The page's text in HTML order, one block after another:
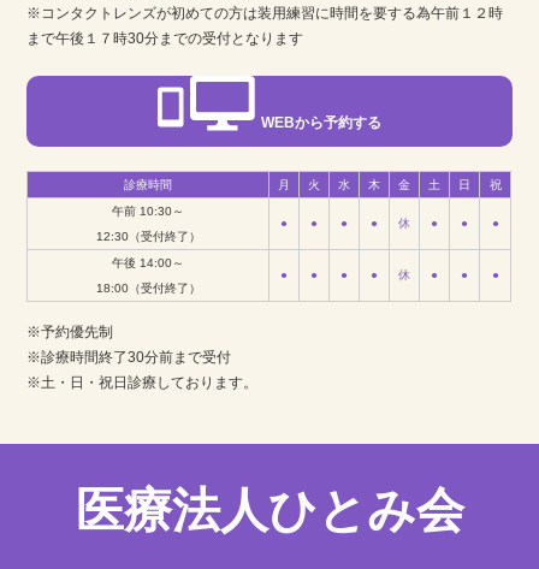
※コンタクトレンズが初めての方は装用練習に時間を要する為午前１２時
まで午後１７時30分までの受付となります
WEBから予約する
診療時間 月 火 水 木 金 土 日
祝
午前 10:30～
12:30（受付終了）
● ● ● ● 休 ● ● ●
午後 14:00～
18:00（受付終了）
● ● ● ● 休 ● ● ●
※予約優先制
※診療時間終了30分前まで受付
※土・日・祝日診療しております。
医療法人ひとみ会